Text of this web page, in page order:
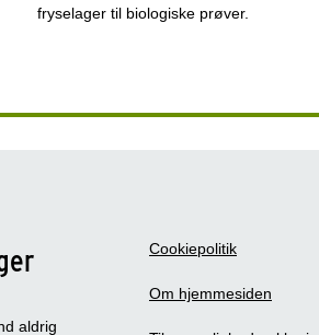
fryselager til biologiske prøver.
aldrig
Cookiepolitik
Om hjemmesiden